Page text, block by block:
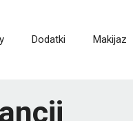
Dodatki Makijaz